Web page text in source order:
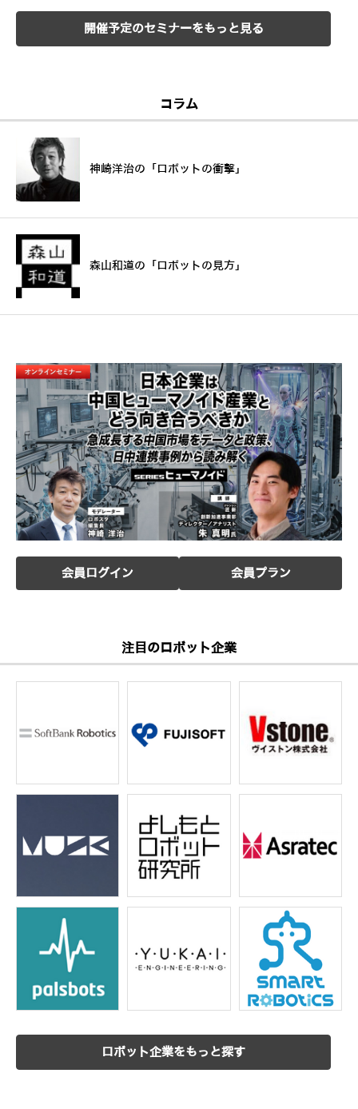
開催予定のセミナーをもっと見る
コラム
神崎洋治の「ロボットの衝撃」
森山和道の「ロボットの見方」
会員ログイン 会員プラン
注目のロボット企業
ロボット企業をもっと探す